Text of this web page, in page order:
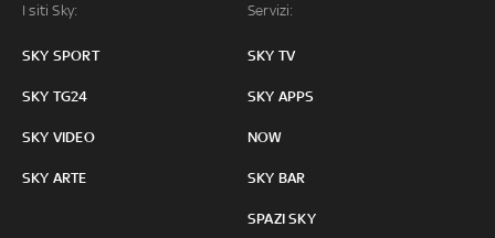
I siti Sky:
SKY SPORT
SKY TG24
SKY VIDEO
SKY ARTE
Servizi:
SKY TV
SKY APPS
NOW
SKY BAR
SPAZI SKY